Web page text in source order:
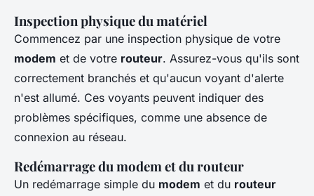
Inspection physique du matériel
Commencez par une inspection physique de votre
modem et de votre routeur. Assurez-vous qu'ils sont
correctement branchés et qu'aucun voyant d'alerte
n'est allumé. Ces voyants peuvent indiquer des
problèmes spécifiques, comme une absence de
connexion au réseau.
Redémarrage du modem et du routeur
Un redémarrage simple du modem et du routeur